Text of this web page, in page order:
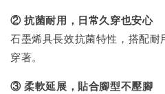
② 抗菌耐用，日常久穿也安心
石墨烯具長效抗菌特性，搭配
穿著。
③ 柔軟延展，貼合腳型不壓腳